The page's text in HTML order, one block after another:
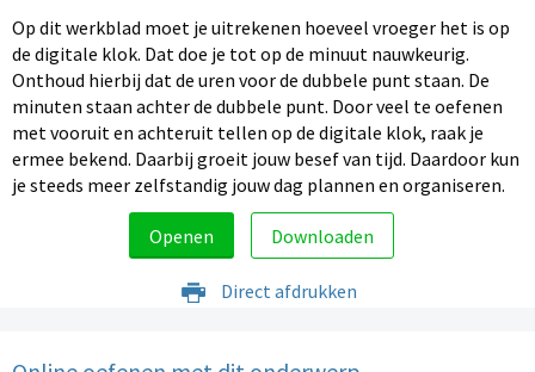
Op dit werkblad moet je uitrekenen hoeveel vroeger het is op
de digitale klok. Dat doe je tot op de minuut nauwkeurig.
Onthoud hierbij dat de uren voor de dubbele punt staan. De
minuten staan achter de dubbele punt. Door veel te oefenen
met vooruit en achteruit tellen op de digitale klok, raak je
ermee bekend. Daarbij groeit jouw besef van tijd. Daardoor kun
je steeds meer zelfstandig jouw dag plannen en organiseren.
Openen Downloaden
Direct afdrukken